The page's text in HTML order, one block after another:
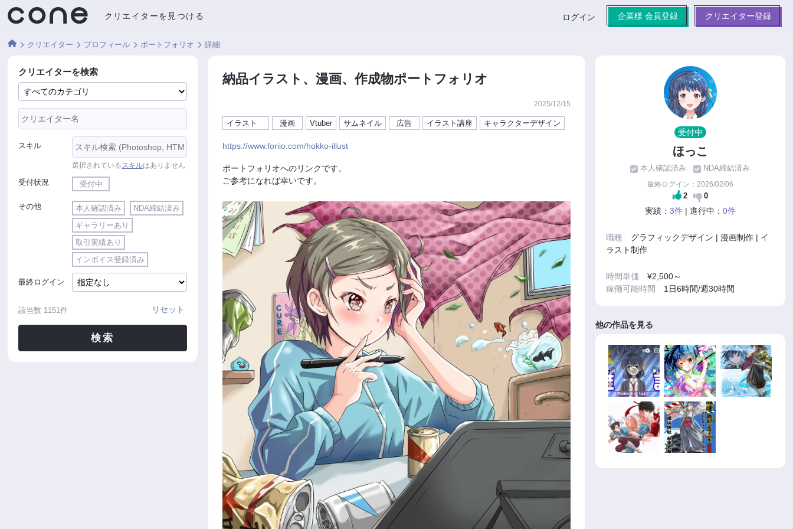
クリエイターを見つける ログイン 企業様 会員登録 クリエイター登録
クリエイター プロフィール ポートフォリオ 詳細
クリエイターを検索
スキル
選択されているスキルはありません
受付状況 受付中
その他 本人確認済み
NDA締結済み
ギャラリーあり
取引実績あり
インボイス登録済み
最終ログイン
該当数 1151件 リセット
検索
納品イラスト、漫画、作成物ポートフォリオ
2025/12/15
イラスト 漫画 Vtuber サムネイル 広告 イラスト講座 キャラクターデザイン
https://www.foriio.com/hokko-illust
ポートフォリオへのリンクです。
ご参考になれば幸いです。
受付中
ほっこ
本人確認済み
NDA締結済み
最終ログイン：2026/02/06
2 0
実績： 3件| 進行中： 0件
職種 グラフィックデザイン | 漫画制作 | イ
ラスト制作
時間単価 ¥2,500～
稼働可能時間 1日6時間/週30時間
他の作品を見る